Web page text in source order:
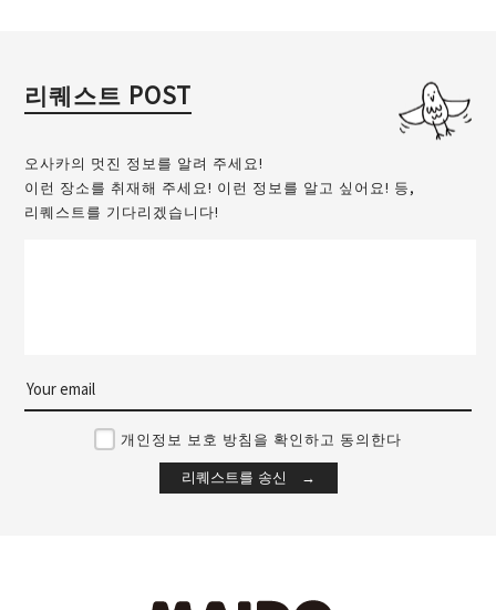
리퀘스트 POST
오사카의 멋진 정보를 알려 주세요!
이런 장소를 취재해 주세요! 이런 정보를 알고 싶어요! 등,
리퀘스트를 기다리겠습니다!
개인정보 보호 방침을 확인하고 동의한다